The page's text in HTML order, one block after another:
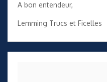
A bon entendeur,
Lemming Trucs et Ficelles